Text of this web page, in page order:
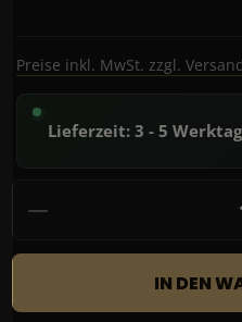
Preise inkl. MwSt. zzgl.
Lieferzeit: 3 - 5
Produkt Anzahl:
IN DEN